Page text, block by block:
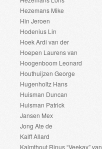
Hezemans Mike
Hin Jeroen
Hodenius Lin
Hoek Ardi van der
Hoepen Laurens van
Hoogenboom Leonard
Houthuijzen George
Hugenholtz Hans
Huisman Duncan
Huisman Patrick
Jansen Mex
Jong Ate de
Kalff Allard
Kalmthout Rinus “Veekay” van